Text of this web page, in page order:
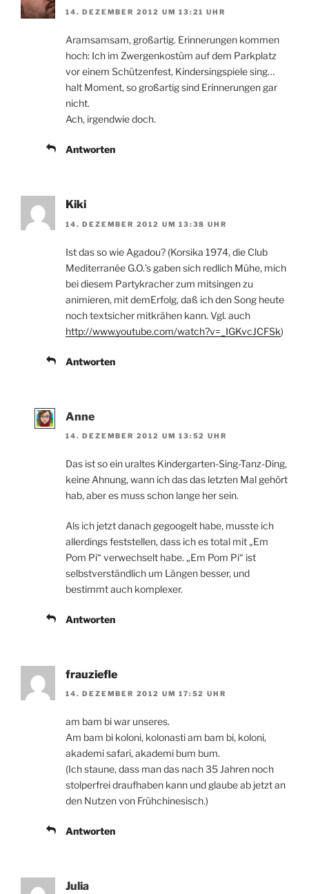
14. DEZEMBER 2012 UM 13:21 UHR
Aramsamsam, großartig. Erinnerungen kommen
hoch: Ich im Zwergenkostüm auf dem Parkplatz
vor einem Schützenfest, Kindersingspiele sing…
halt Moment, so großartig sind Erinnerungen gar
nicht.
Ach, irgendwie doch.
Antworten
Kiki
14. DEZEMBER 2012 UM 13:38 UHR
Ist das so wie Agadou? (Korsika 1974, die Club
Mediterranée G.O.’s gaben sich redlich Mühe, mich
bei diesem Partykracher zum mitsingen zu
animieren, mit demErfolg, daß ich den Song heute
noch textsicher mitkrähen kann. Vgl. auch
http://www.youtube.com/watch?v=_IGKvcJCFSk)
Antworten
Anne
14. DEZEMBER 2012 UM 13:52 UHR
Das ist so ein uraltes Kindergarten-Sing-Tanz-Ding,
keine Ahnung, wann ich das das letzten Mal gehört
hab, aber es muss schon lange her sein.
Als ich jetzt danach gegoogelt habe, musste ich
allerdings feststellen, dass ich es total mit „Em
Pom Pi“ verwechselt habe. „Em Pom Pi“ ist
selbstverständlich um Längen besser, und
bestimmt auch komplexer.
Antworten
frauziefle
14. DEZEMBER 2012 UM 17:52 UHR
am bam bi war unseres.
Am bam bi koloni, kolonasti am bam bi, koloni,
akademi safari, akademi bum bum.
(Ich staune, dass man das nach 35 Jahren noch
stolperfrei draufhaben kann und glaube ab jetzt an
den Nutzen von Frühchinesisch.)
Antworten
Julia